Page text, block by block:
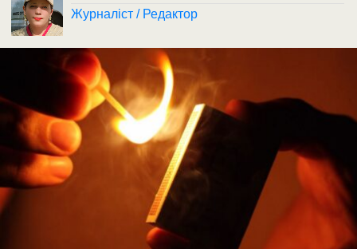
Журналіст / Редактор